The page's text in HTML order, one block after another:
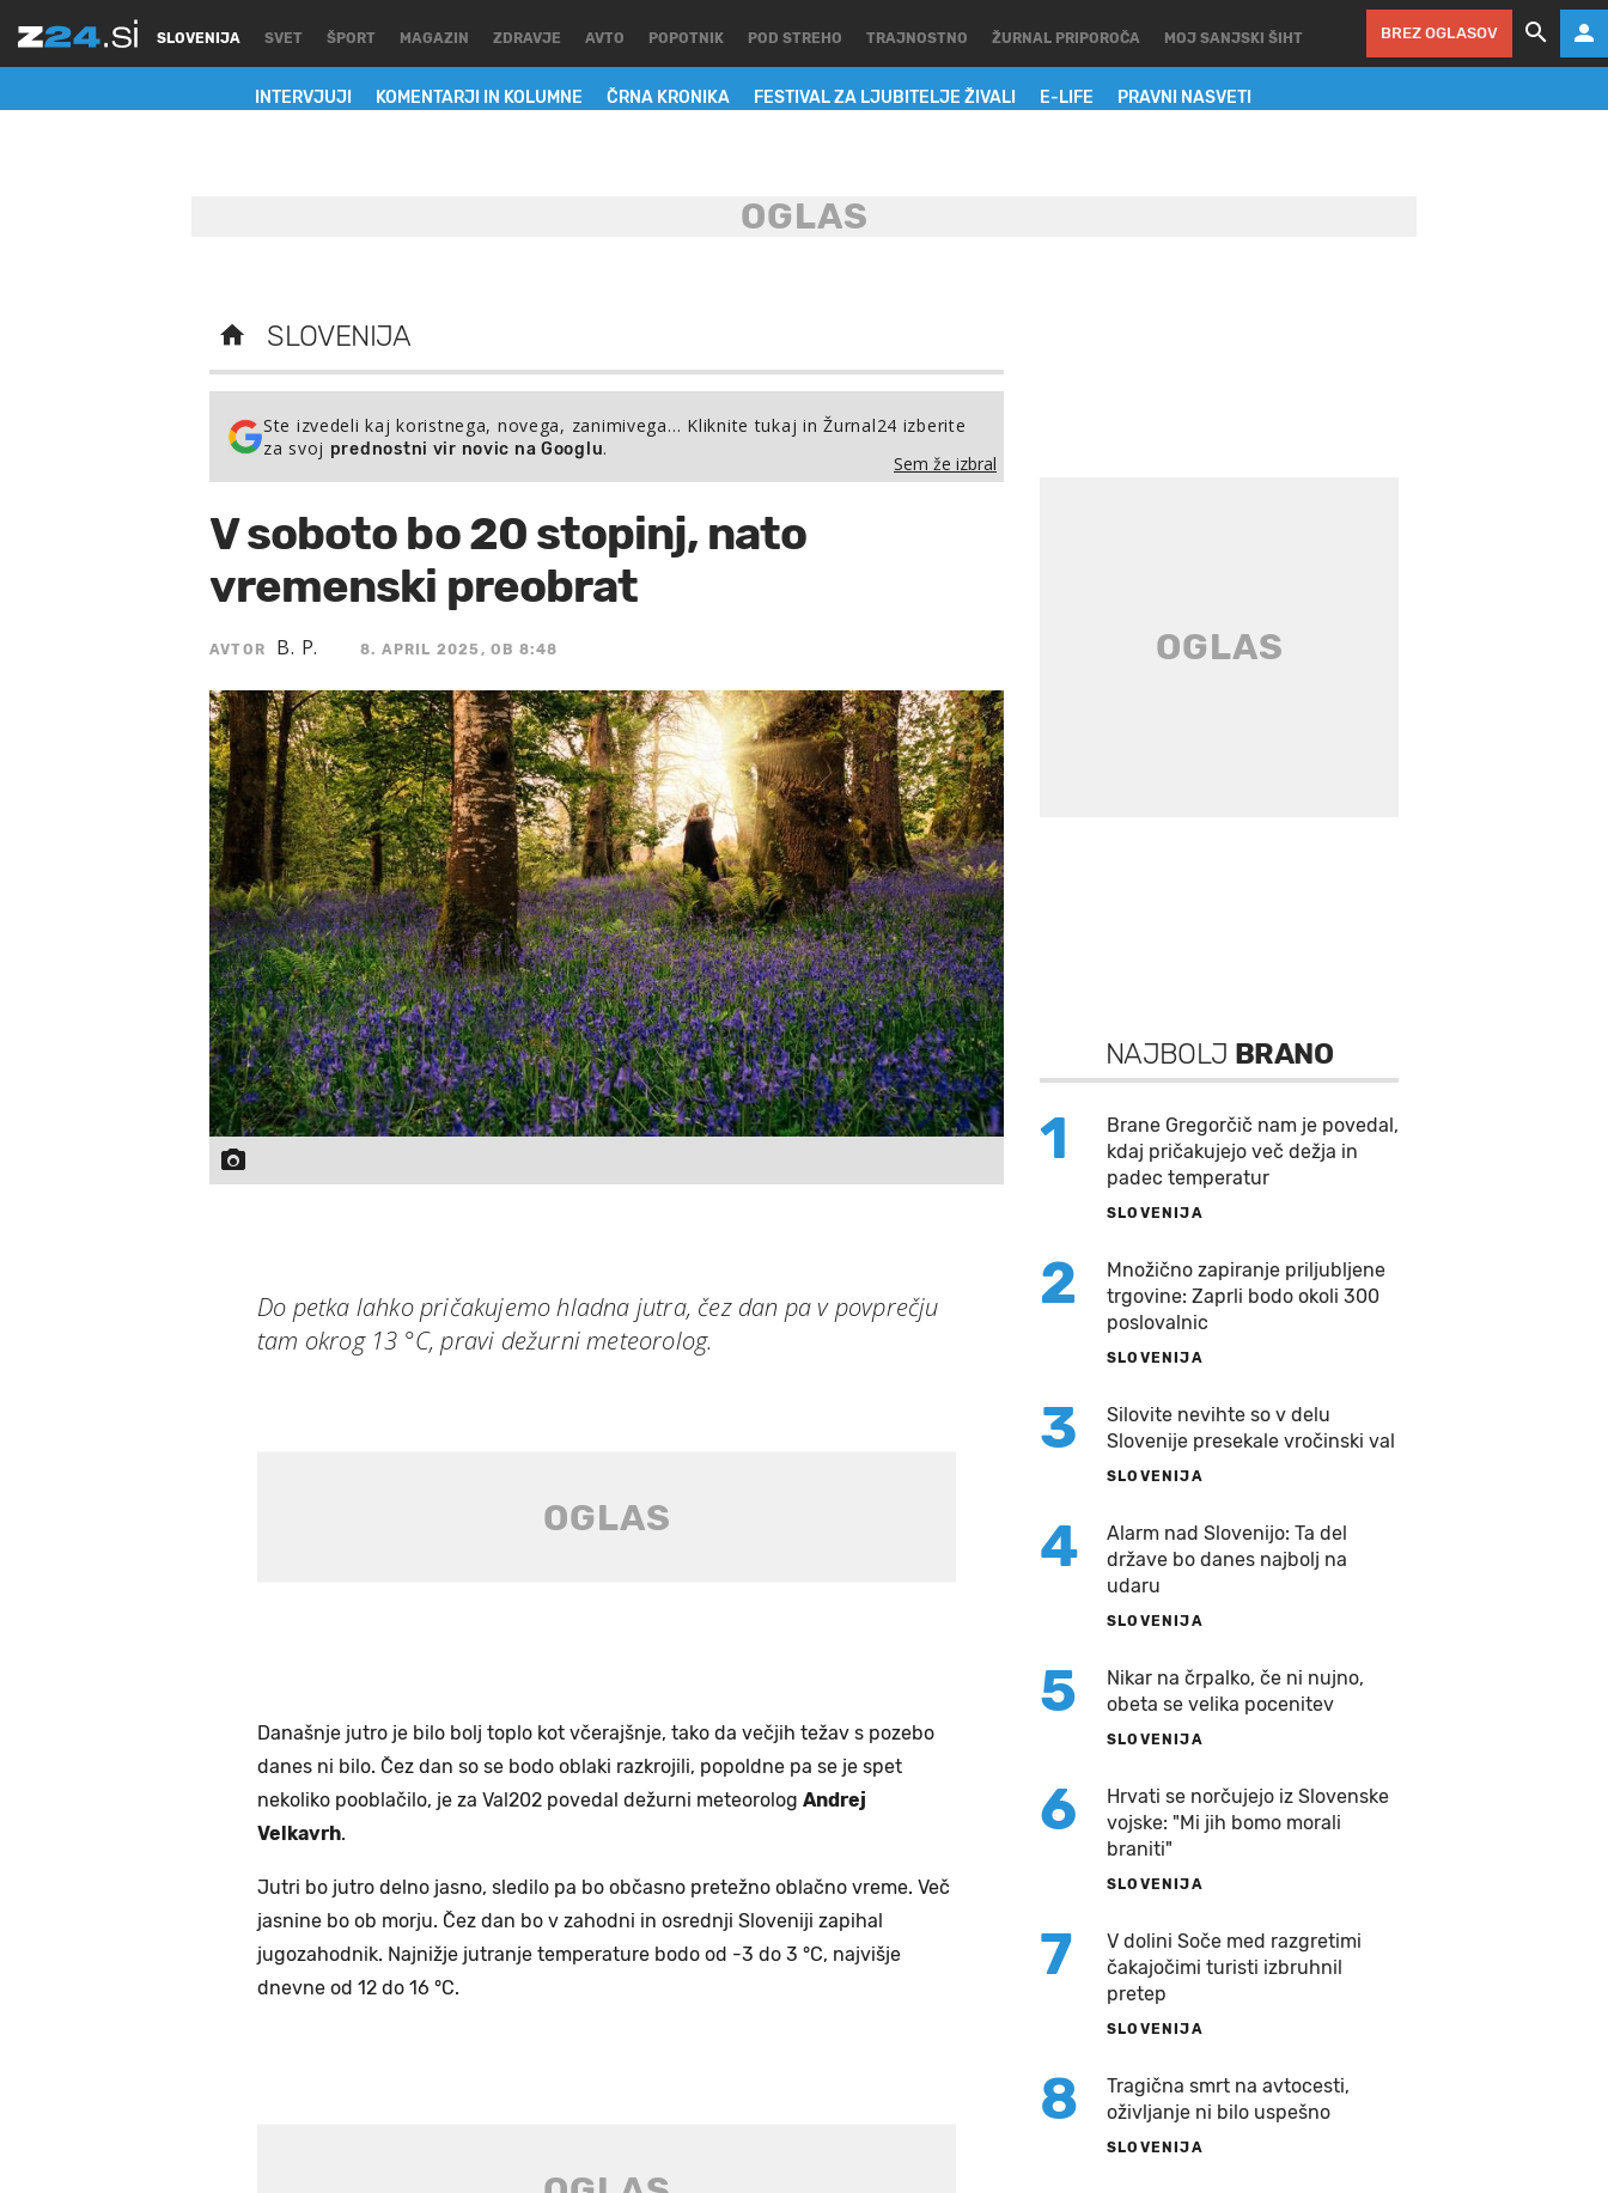
SLOVENIJA
INTERVJUJI KOMENTARJI IN KOLUMNE ČRNA KRONIKA FESTIVAL ZA LJUBITELJE ŽIVALI E-LIFE PRAVNI NASVETI
SVET ŠPORT MAGAZIN ZDRAVJE AVTO POPOTNIK POD STREHO TRAJNOSTNO ŽURNAL PRIPOROČA MOJ SANJSKI ŠIHT BREZ OGLASOV
SLOVENIJA
Ste izvedeli kaj koristnega, novega, zanimivega… Kliknite tukaj in Žurnal24 izberite
za svoj prednostni vir novic na Googlu.
Sem že izbral
V soboto bo 20 stopinj, nato
vremenski preobrat
AVTOR B. P. 8. APRIL 2025, OB 8:48
Do petka lahko pričakujemo hladna jutra, čez dan pa v povprečju
tam okrog 13 °C, pravi dežurni meteorolog.
Današnje jutro je bilo bolj toplo kot včerajšnje, tako da večjih težav s pozebo
danes ni bilo. Čez dan so se bodo oblaki razkrojili, popoldne pa se je spet
nekoliko pooblačilo, je za Val202 povedal dežurni meteorolog Andrej
Velkavrh.
Jutri bo jutro delno jasno, sledilo pa bo občasno pretežno oblačno vreme. Več
jasnine bo ob morju. Čez dan bo v zahodni in osrednji Sloveniji zapihal
jugozahodnik. Najnižje jutranje temperature bodo od -3 do 3 °C, najvišje
dnevne od 12 do 16 °C.
NAJBOLJ BRANO
1
Brane Gregorčič nam je povedal,
kdaj pričakujejo več dežja in
padec temperatur
SLOVENIJA
2
Množično zapiranje priljubljene
trgovine: Zaprli bodo okoli 300
poslovalnic
SLOVENIJA
3
Silovite nevihte so v delu
Slovenije presekale vročinski val
SLOVENIJA
4
Alarm nad Slovenijo: Ta del
države bo danes najbolj na
udaru
SLOVENIJA
5
Nikar na črpalko, če ni nujno,
obeta se velika pocenitev
SLOVENIJA
6
Hrvati se norčujejo iz Slovenske
vojske: "Mi jih bomo morali
braniti"
SLOVENIJA
7
V dolini Soče med razgretimi
čakajočimi turisti izbruhnil
pretep
SLOVENIJA
8
Tragična smrt na avtocesti,
oživljanje ni bilo uspešno
SLOVENIJA